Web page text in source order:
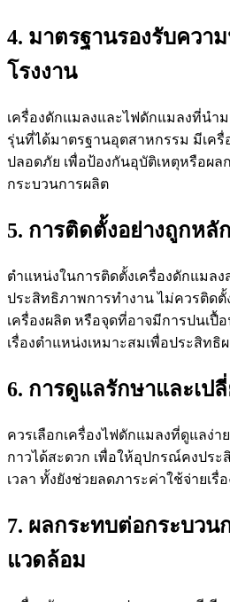
4. มาตรฐานรองรับควา
โรงงาน
เครื่องดักแมลงและไฟดักแมลงที่นำ
รุ่นที่ได้มาตรฐานอุตสาหกรรม มีเครื่
ปลอดภัย เพื่อป้องกันอุบัติเหตุหรือผล
กระบวนการผลิต
5. การติดตั้งอย่างถูกหลั
ตำแหน่งในการติดตั้งเครื่องดักแมลง
ประสิทธิภาพการทำงาน ไม่ควรติดตั้
เครื่องผลิต หรือจุดที่อาจมีการปนเปื้
เรื่องตำแหน่งเหมาะสมเพื่อประสิทธิ
6. การดูแลรักษาและเป
ควรเลือกเครื่องไฟดักแมลงที่ดูแลง่
กาวได้สะดวก เพื่อให้อุปกรณ์คงปร
เวลา ทั้งยังช่วยลดภาระค่าใช้จ่ายเรื่
7. ผลกระทบต่อกระบวน
แวดล้อม